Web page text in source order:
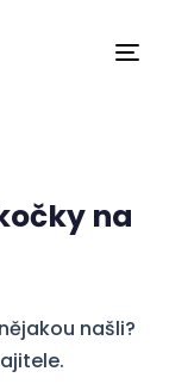
na
našli?